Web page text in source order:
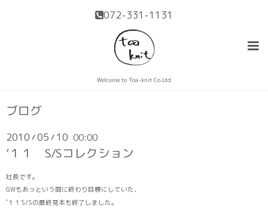
072-331-1131
Welcome to Toa-knit Co.Ltd
ブログ
2010 /05 / 10 00:00
’１１ S/Sコレクション
社長です。
GWもあっという間に終わり目標にしていた、
’１１S/Sの最終見本も終了しました。